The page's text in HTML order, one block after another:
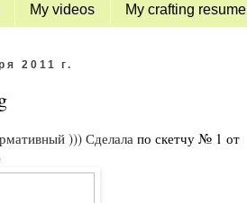
My videos My crafting resume
2011 г.
))) Сделала по скетчу № 1 от